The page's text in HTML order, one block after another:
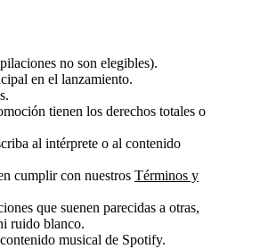
no son elegibles).
en el lanzamiento.
tienen los derechos totales o
al intérprete o al contenido
cumplir con nuestros Términos y
que suenen parecidas a otras,
ruido blanco.
musical de Spotify.